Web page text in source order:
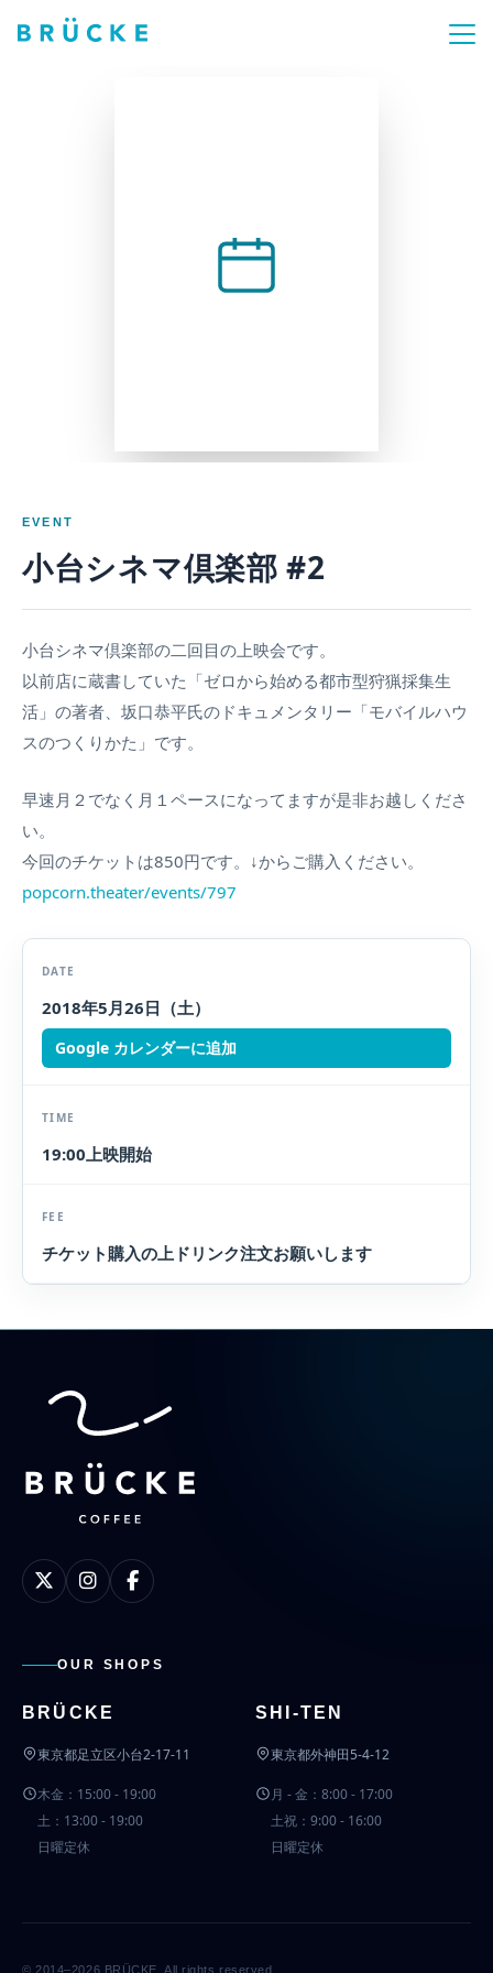
EVENT
小台シネマ倶楽部 #2
小台シネマ倶楽部の二回目の上映会です。
以前店に蔵書していた「ゼロから始める都市型狩猟採集生
活」の著者、坂口恭平氏のドキュメンタリー「モバイルハウ
スのつくりかた」です。
早速月２でなく月１ペースになってますが是非お越しくださ
い。
今回のチケットは850円です。↓からご購入ください。
popcorn.theater/events/797
DATE
2018年5月26日（土）
Google カレンダーに追加
TIME
19:00上映開始
FEE
チケット購入の上ドリンク注文お願いします
OUR SHOPS
BRÜCKE
東京都足立区小台2-17-11
木金：15:00 - 19:00
土：13:00 - 19:00
日曜定休
SHI-TEN
東京都外神田5-4-12
月 - 金：8:00 - 17:00
土祝：9:00 - 16:00
日曜定休
© 2014–2026 BRÜCKE. All rights reserved.